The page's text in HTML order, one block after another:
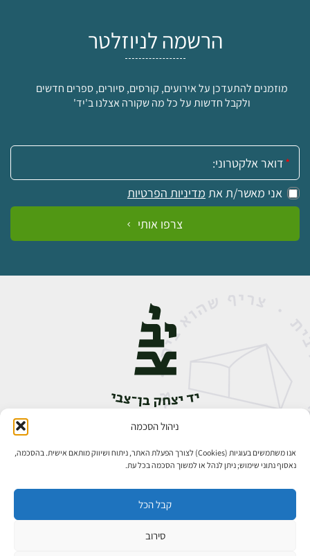
ניהול הסכמה
אנו משתמשים בעוגיות (Cookies) לצורך הפעלת האתר, ניתוח ושיווק מותאם אישית. בהסכמה,
נאסוף נתוני שימוש; ניתן לנהל או למשוך הסכמה בכל עת.
קבל הכל
סירוב
הרשמה לניוזלטר
מוזמנים להתעדכן על אירועים, קורסים, סיורים, ספרים חדשים
ולקבל חדשות על כל מה שקורה אצלנו ב'יד'
אימייל:
אני מאשר/ת את מדיניות הפרטיות
צרפו אותי
אבן גבירול 14, רחביה, ירושלים